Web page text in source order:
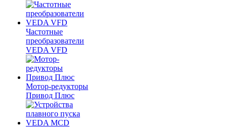
Частотные
преобразователи
VEDA VFD
Мотор-редукторы
Привод Плюс